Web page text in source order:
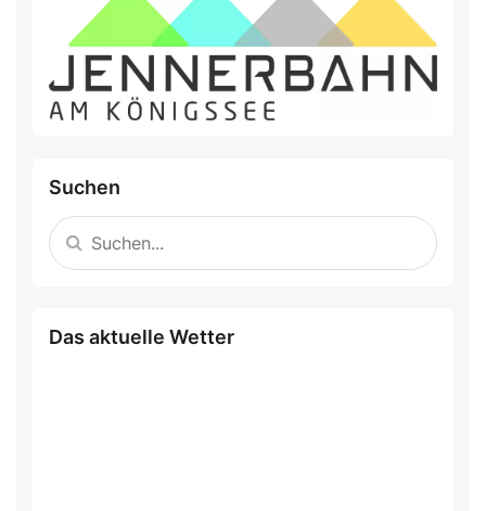
Suchen
Das aktuelle Wetter